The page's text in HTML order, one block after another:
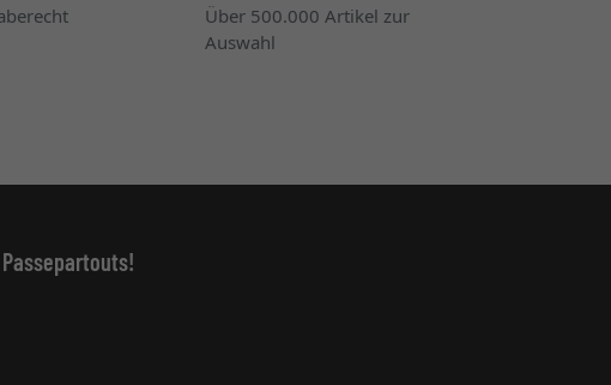
Über 500.000 Artikel zur
Auswahl